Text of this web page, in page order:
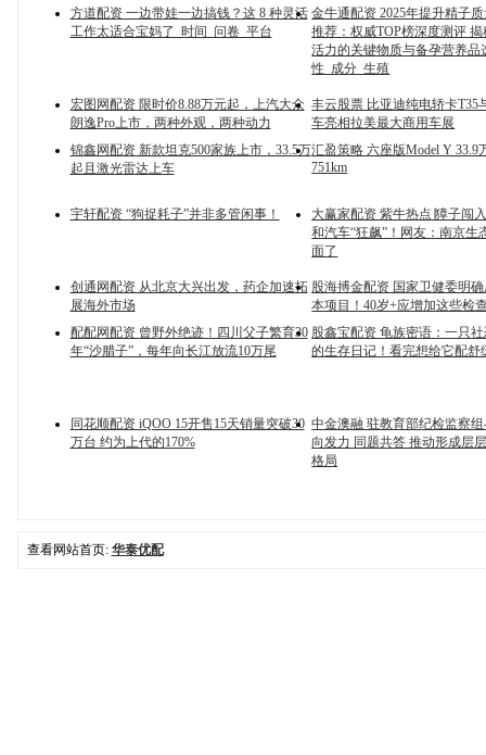
方道配资 一边带娃一边搞钱？这 8 种灵活
工作太适合宝妈了_时间_问卷_平台
金牛通配资 2025年提升精子
推荐：权威TOP榜深度测评
活力的关键物质与备孕营养品
性_成分_生殖
宏图网配资 限时价8.88万元起，上汽大众
朗逸Pro上市，两种外观，两种动力
丰云股票 比亚迪纯电轿卡T35
车亮相拉美最大商用车展
锦鑫网配资 新款坦克500家族上市，33.5万
起且激光雷达上车
汇盈策略 六座版Model Y 33.9
751km
宇轩配资 “狗捉耗子”并非多管闲事！
大赢家配资 紫牛热点∣獐子闯
和汽车“狂飙”！网友：南京生
面了
创通网配资 从北京大兴出发，药企加速拓
展海外市场
股海搏金配资 国家卫健委明
本项目！40岁+应增加这些检
配配网配资 曾野外绝迹！四川父子繁育30
年“沙腊子”，每年向长江放流10万尾
股鑫宝配资 龟族密语：一只
的生存日记！看完想给它配舒
同花顺配资 iQOO 15开售15天销量突破30
万台 约为上代的170%
中金澳融 驻教育部纪检监察
向发力 同题共答 推动形成层
格局
查看网站首页: 华泰优配